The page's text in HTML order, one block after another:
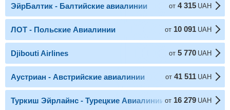
ЭйрБалтик - Балтийские авиалинии от 4 315 UAH
ЛОТ - Польские Авиалинии от 10 091 UAH
Djibouti Airlines от 5 770 UAH
Аустриан - Австрийские авиалинии от 41 511 UAH
Туркиш Эйрлайнс - Турецкие Авиалинии от 16 279 UAH